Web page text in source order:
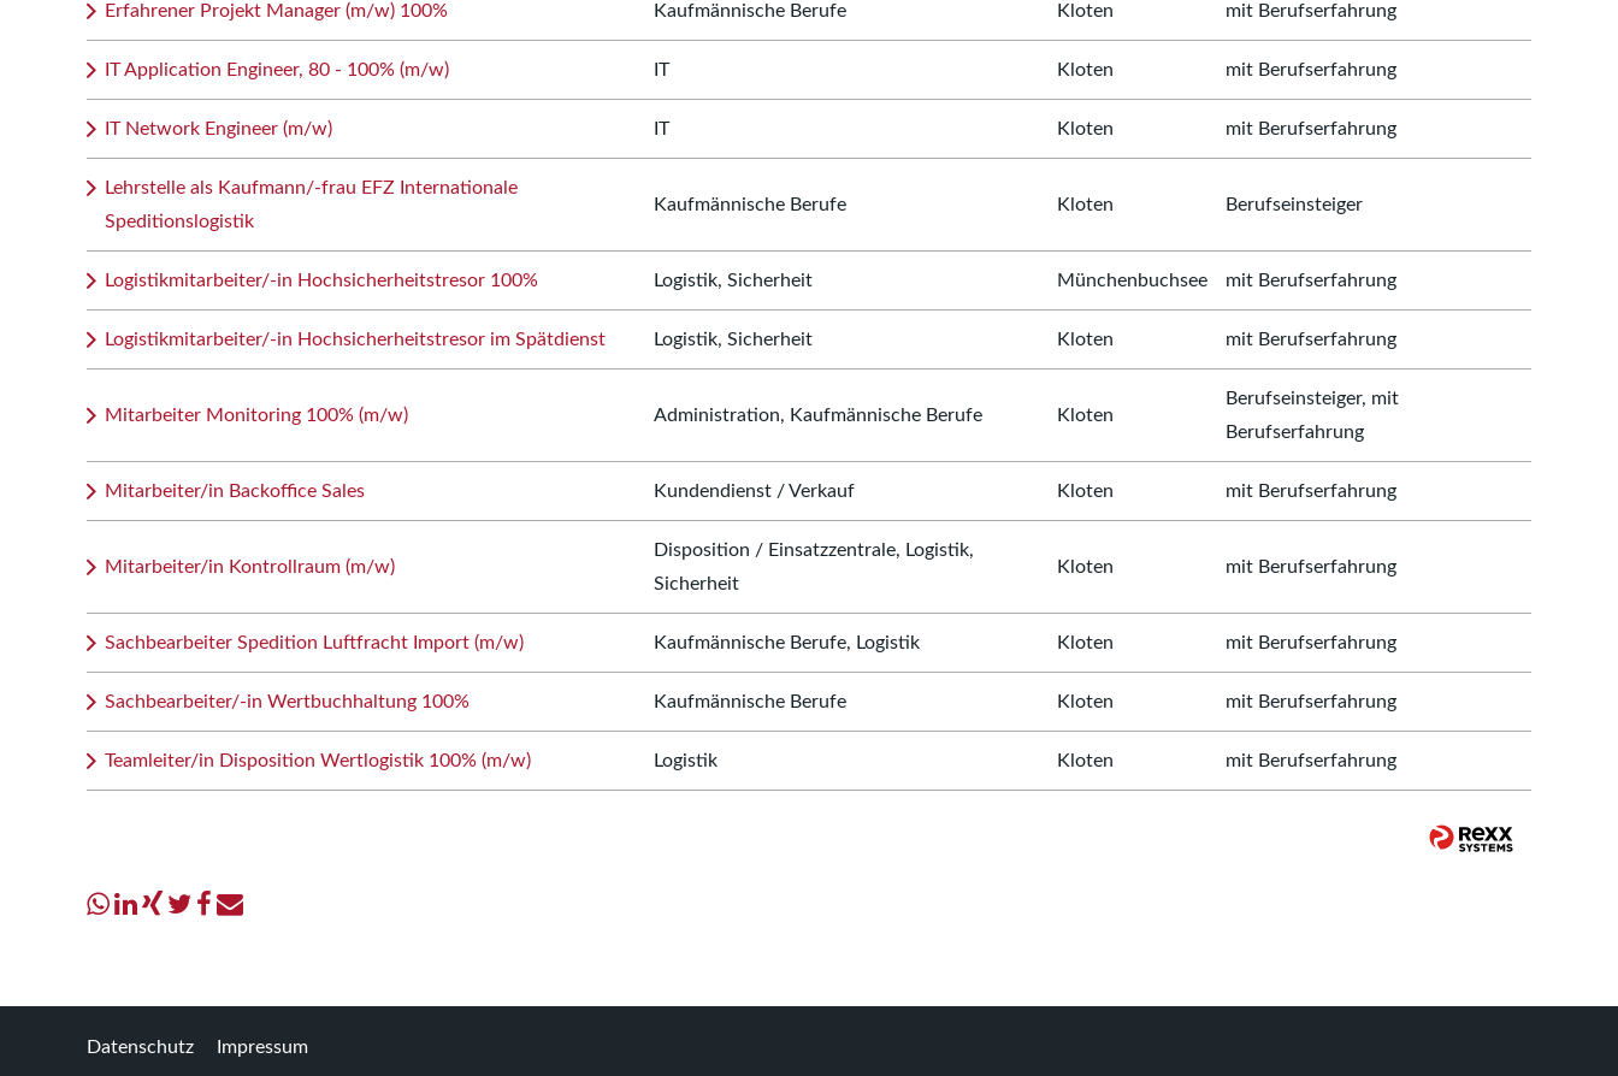
Erfahrener Projekt Manager (m/w) 100% Kaufmännische Berufe Kloten mit Berufserfahrung
IT Application Engineer, 80 - 100% (m/w) IT Kloten mit Berufserfahrung
IT Network Engineer (m/w) IT Kloten mit Berufserfahrung
Lehrstelle als Kaufmann/-frau EFZ Internationale
Speditionslogistik
Kaufmännische Berufe Kloten Berufseinsteiger
Logistikmitarbeiter/-in Hochsicherheitstresor 100% Logistik, Sicherheit Münchenbuchsee mit Berufserfahrung
Logistikmitarbeiter/-in Hochsicherheitstresor im Spätdienst Logistik, Sicherheit Kloten mit Berufserfahrung
Mitarbeiter Monitoring 100% (m/w) Administration, Kaufmännische Berufe Kloten
Berufseinsteiger, mit
Berufserfahrung
Mitarbeiter/in Backoffice Sales Kundendienst / Verkauf Kloten mit Berufserfahrung
Mitarbeiter/in Kontrollraum (m/w)
Disposition / Einsatzzentrale, Logistik,
Sicherheit
Kloten mit Berufserfahrung
Sachbearbeiter Spedition Luftfracht Import (m/w) Kaufmännische Berufe, Logistik Kloten mit Berufserfahrung
Sachbearbeiter/-in Wertbuchhaltung 100% Kaufmännische Berufe Kloten mit Berufserfahrung
Teamleiter/in Disposition Wertlogistik 100% (m/w) Logistik Kloten mit Berufserfahrung
Datenschutz Impressum